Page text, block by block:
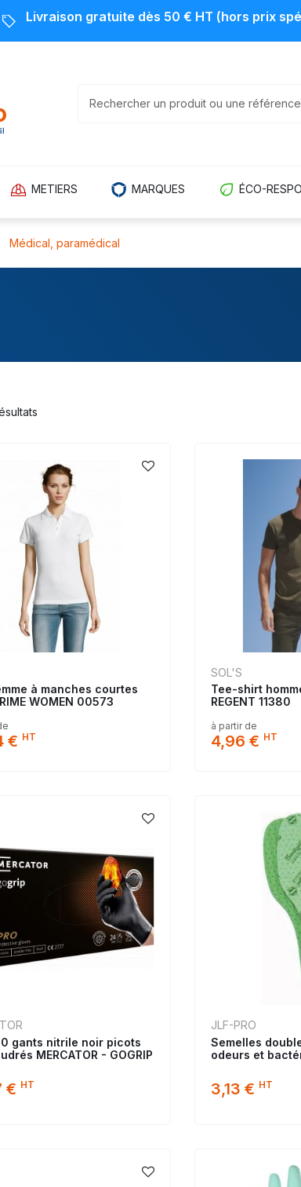
Livraison gratuite dès 50 € HT (hors prix
METIERS MARQUES ÉCO-
Médical, paramédical
à manches courtes
WOMEN 00573
€ HT
SOL'S
Tee-shirt
REGENT 11380
à partir de
4,96 € HT
gants nitrile noir picots
MERCATOR - GOGRIP
€ HT
JLF-PRO
Semelles
odeurs et
3,13 € HT